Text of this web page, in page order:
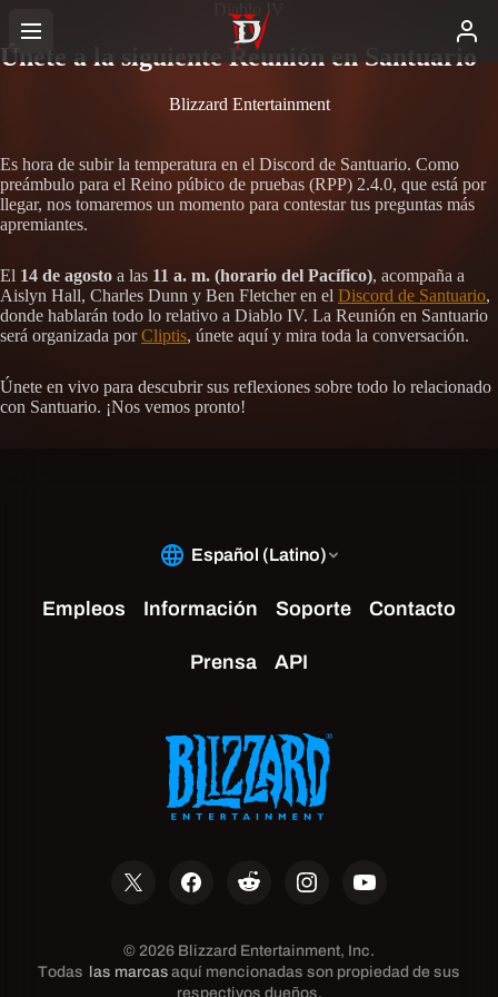
Diablo IV
Únete a la siguiente Reunión en Santuario
Blizzard Entertainment
Es hora de subir la temperatura en el Discord de Santuario. Como
preámbulo para el Reino púbico de pruebas (RPP) 2.4.0, que está por
llegar, nos tomaremos un momento para contestar tus preguntas más
apremiantes.
El 14 de agosto a las 11 a. m. (horario del Pacífico), acompaña a
Aislyn Hall, Charles Dunn y Ben Fletcher en el Discord de Santuario,
donde hablarán todo lo relativo a Diablo IV. La Reunión en Santuario
será organizada porCliptis, únete aquí y mira toda la conversación.
Únete en vivo para descubrir sus reflexiones sobre todo lo relacionado
con Santuario. ¡Nos vemos pronto!